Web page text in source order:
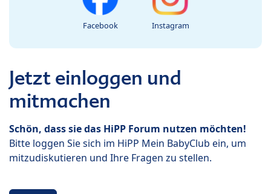
Facebook Instagram
Jetzt einloggen und
mitmachen
Schön, dass sie das HiPP Forum nutzen möchten!
Bitte loggen Sie sich im HiPP Mein BabyClub ein, um
mitzudiskutieren und Ihre Fragen zu stellen.